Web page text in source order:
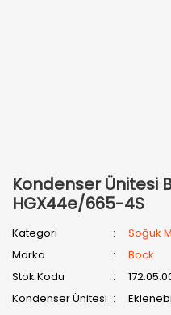
Kondenser Ünitesi
HGX44e/665-4S
Kategori
Soğuk
Marka
Bock
Stok Kodu
Kondenser Ünitesi